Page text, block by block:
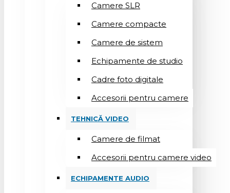
Camere SLR
Camere compacte
Camere de sistem
Echipamente de studio
Cadre foto digitale
Accesorii pentru camere
TEHNICĂ VIDEO
Camere de filmat
Accesorii pentru camere video
ECHIPAMENTE AUDIO